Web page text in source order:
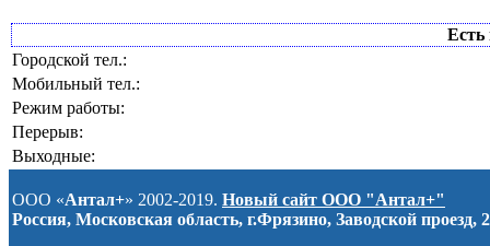
Есть
Городской тел.:
Мобильный тел.:
Режим работы:
Перерыв:
Выходные:
ООО «Антал+» 2002-2019. Новый сайт ООО "Антал+"
Россия, Московская область, г.Фрязино, Заводской проезд, 2